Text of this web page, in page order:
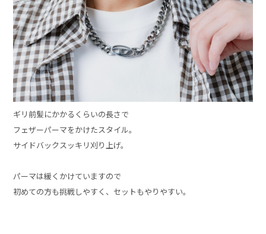
ギリ前髪にかかるくらいの長さで
フェザーパーマをかけたスタイル。
サイドバックスッキリ刈り上げ。
パーマは緩くかけていますので
初めての方も挑戦しやすく、セットもやりやすい。